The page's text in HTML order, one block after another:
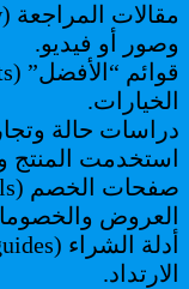
وصور أو فيديو.
الخيارات.
دراسات حالة
استخدمت المنتج
العروض
الارتداد.